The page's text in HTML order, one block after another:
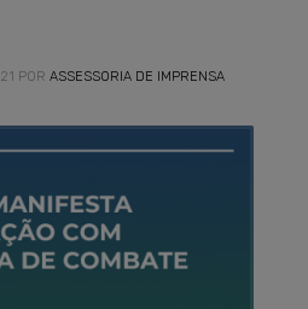
POR ASSESSORIA DE IMPRENSA